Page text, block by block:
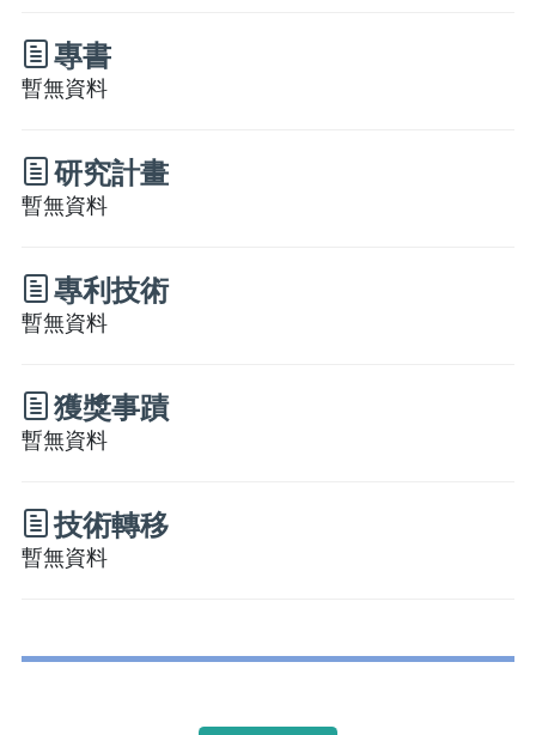
專書
暫無資料
研究計畫
暫無資料
專利技術
暫無資料
獲獎事蹟
暫無資料
技術轉移
暫無資料